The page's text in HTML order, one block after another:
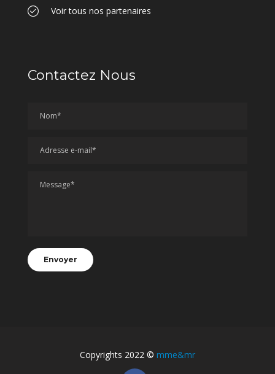
Voir tous nos partenaires
Contactez Nous
Copyrights 2022 © mme&mr